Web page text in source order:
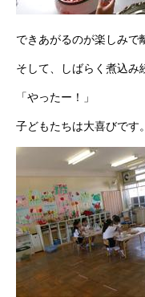
できあがるのが楽しみで
そして、しばらく煮込み
「やったー！」
子どもたちは大喜びです。